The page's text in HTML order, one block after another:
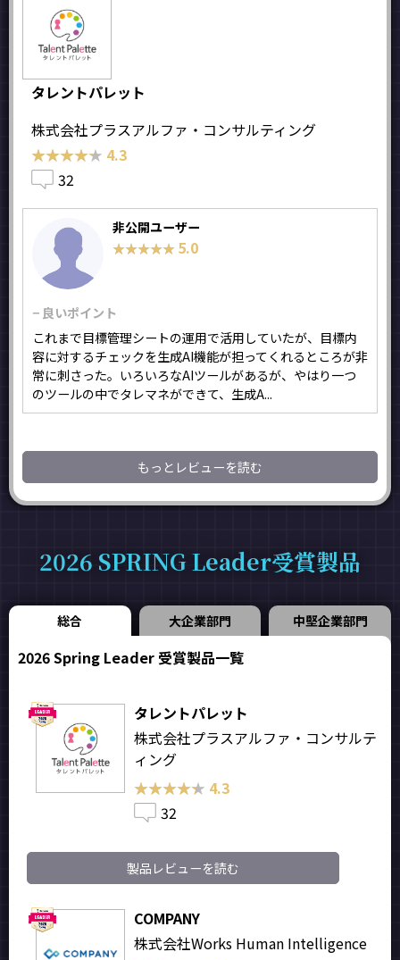
タレントパレット
株式会社プラスアルファ・コンサルティング
★★★★★
★★★★★ 4.3
32
非公開ユーザー
★★★★★
★★★★★ 5.0
− 良いポイント
これまで目標管理シートの運用で活用していたが、目標内
容に対するチェックを生成AI機能が担ってくれるところが非
常に刺さった。いろいろなAIツールがあるが、やはり一つ
のツールの中でタレマネができて、生成A...
もっとレビューを読む
2026 SPRING Leader受賞製品
総合 大企業部門 中堅企業部門
2026 Spring Leader 受賞製品一覧
タレントパレット
株式会社プラスアルファ・コンサルテ
ィング
★★★★★
★★★★★ 4.3
32
製品レビューを読む
COMPANY
株式会社Works Human Intelligence